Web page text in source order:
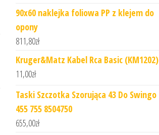
90x60 naklejka foliowa PP z klejem do
opony
811,80zł
Kruger&Matz Kabel Rca Basic (KM1202)
11,00zł
Taski Szczotka Szorująca 43 Do Swingo
455 755 8504750
655,00zł